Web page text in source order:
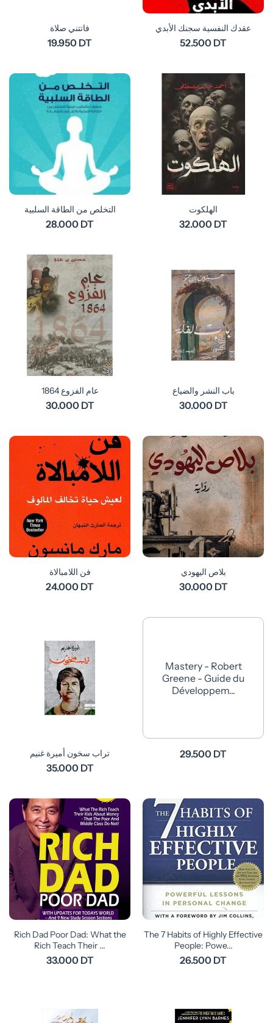
فاتتني صلاة
19.950 DT
عقدك النفسية سجنك الأبدي
52.500 DT
التخلص من الطاقة السلبية
28.000 DT
الهلكوت
32.000 DT
عام الفزوع 1864
30.000 DT
باب النشر والضياع
30.000 DT
فن اللامبالاة
24.000 DT
بلاص اليهودي
30.000 DT
تراب سخون أميرة غنيم
35.000 DT
Mastery - Robert
Greene - Guide du
Développem...
29.500 DT
Rich Dad Poor Dad: What the
Rich Teach Their ...
33.000 DT
The 7 Habits of Highly Effective
People: Powe...
26.500 DT